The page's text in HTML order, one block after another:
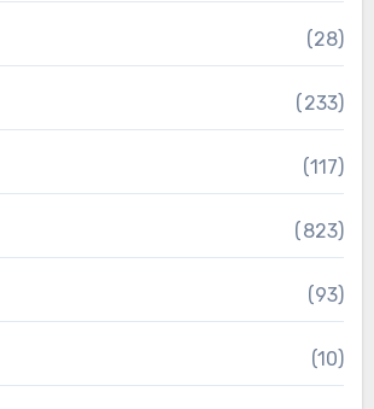
(28)
(233)
(117)
(823)
(93)
(10)